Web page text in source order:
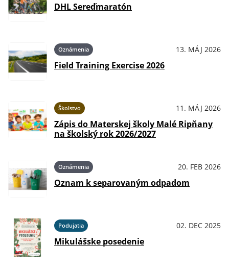
DHL Sereďmaratón
Oznámenia 13. MÁJ 2026
Field Training Exercise 2026
Školstvo 11. MÁJ 2026
Zápis do Materskej školy Malé Ripňany
na školský rok 2026/2027
Oznámenia 20. FEB 2026
Oznam k separovaným odpadom
Podujatia 02. DEC 2025
Mikulášske posedenie